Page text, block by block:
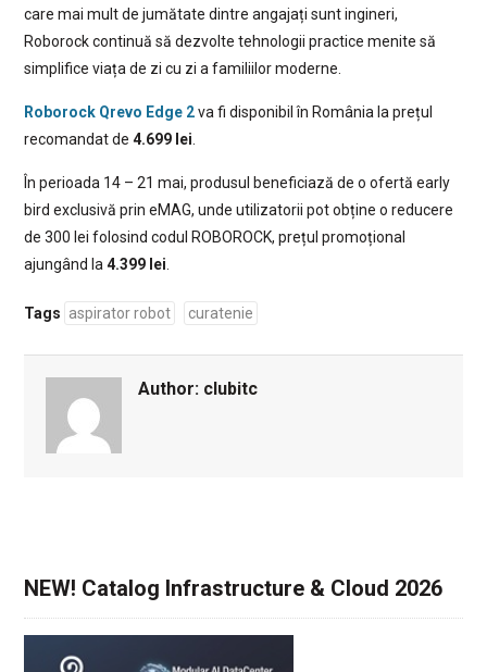
care mai mult de jumătate dintre angajați sunt ingineri,
Roborock continuă să dezvolte tehnologii practice menite să
simplifice viața de zi cu zi a familiilor moderne.
Roborock Qrevo Edge 2va fi disponibil în România la prețul
recomandat de 4.699 lei.
În perioada 14 – 21 mai, produsul beneficiază de o ofertă early
bird exclusivă prin eMAG, unde utilizatorii pot obține o reducere
de 300 lei folosind codul ROBOROCK, prețul promoțional
ajungând la4.399 lei.
Tags aspirator robot curatenie
Author: clubitc
NEW! Catalog Infrastructure & Cloud 2026